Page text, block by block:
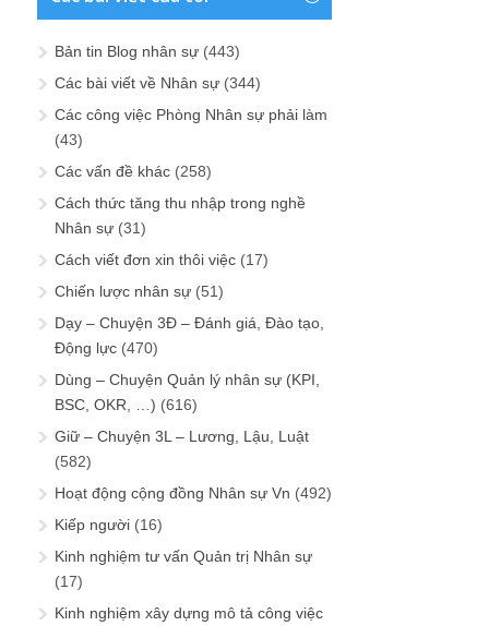
Bản tin Blog nhân sự (443)
Các bài viết về Nhân sự (344)
Các công việc Phòng Nhân sự phải làm
(43)
Các vấn đề khác (258)
Cách thức tăng thu nhập trong nghề
Nhân sự (31)
Cách viết đơn xin thôi việc (17)
Chiến lược nhân sự (51)
Dạy – Chuyện 3Đ – Đánh giá, Đào tạo,
Động lực (470)
Dùng – Chuyện Quản lý nhân sự (KPI,
BSC, OKR, …) (616)
Giữ – Chuyện 3L – Lương, Lậu, Luật
(582)
Hoạt động cộng đồng Nhân sự Vn (492)
Kiếp người (16)
Kinh nghiệm tư vấn Quản trị Nhân sự
(17)
Kinh nghiệm xây dựng mô tả công việc